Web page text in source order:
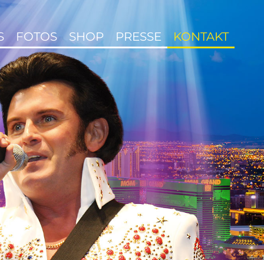
FOTOS SHOP PRESSE KONTAKT